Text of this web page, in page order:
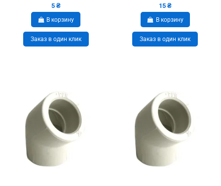
5 ₴
В корзину
Заказ в один клик
15 ₴
В корзину
Заказ в один клик